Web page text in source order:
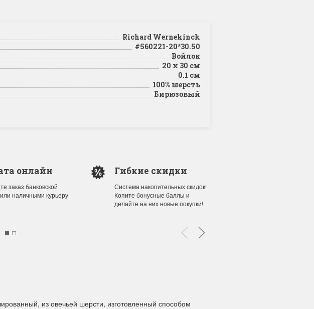
Richard Wernekinck
#560221-20*30.50
Войлок
20 х 30 см
0.1 см
100% шерсть
Бирюзовый
онлайн
заказ банковской
наличными курьеру
Гибкие скидки
Система накопительных скидок!
Копите бонусные баллы и
делайте на них новые покупки!
из овечьей шерсти, изготовленный способом